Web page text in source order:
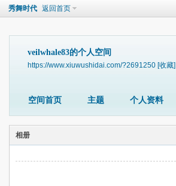
秀舞时代 返回首页
veilwhale83的个人空间
https://www.xiuwushidai.com/?2691250 [收藏]
空间首页 主题 个人资料
相册